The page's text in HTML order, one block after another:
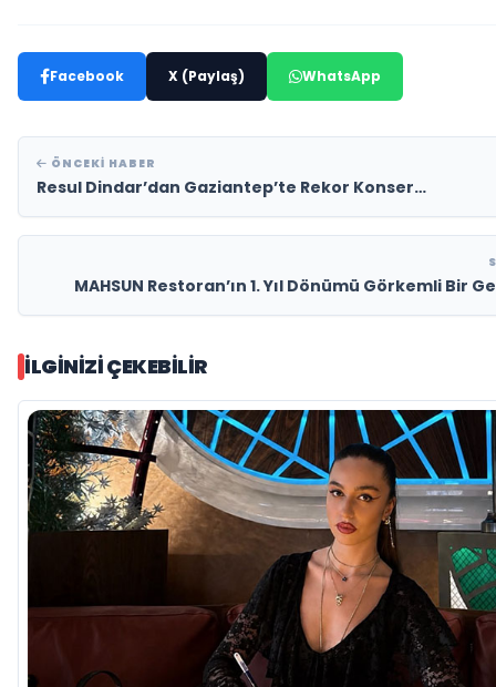
Facebook X (Paylaş) WhatsApp
ÖNCEKI HABER
Resul Dindar’dan Gaziantep’te Rekor Konser…
MAHSUN Restoran’ın 1. Yıl Dönümü Görkemli Bir
İLGINIZI ÇEKEBILIR